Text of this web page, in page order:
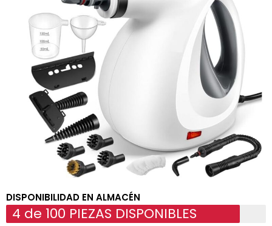
DISPONIBILIDAD EN ALMACÉN
4 de 100 PIEZAS DISPONIBLES